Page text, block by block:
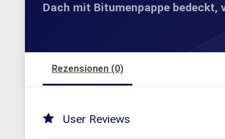
Dach mit Bitumenpappe bedeckt,
Rezensionen (0)
User Reviews